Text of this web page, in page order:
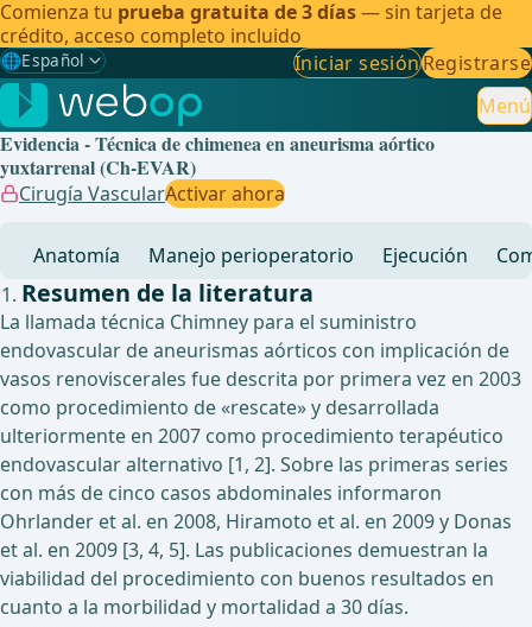
Comienza tu prueba gratuita de 3 días— sin tarjeta de
crédito, acceso completo incluido
🌐Español
Gewählte Sprache: Español
🇩🇪 Alemán
🇬🇧Inglés
🇪🇸Español ✓
🇧🇷Brasileño
Iniciar sesiónRegistrarse
Menú
Evidencia - Técnica de chimenea en aneurisma aórtico
yuxtarrenal (Ch-EVAR)
Cirugía VascularActivar ahora
Anatomía Manejo perioperatorio Ejecución
Resumen de la literatura
La llamada técnica Chimney para el suministro
endovascular de aneurismas aórticos con implicación de
vasos renoviscerales fue descrita por primera vez en 2003
como procedimiento de «rescate» y desarrollada
ulteriormente en 2007 como procedimiento terapéutico
endovascular alternativo [1, 2]. Sobre las primeras series
con más de cinco casos abdominales informaron
Ohrlander et al. en 2008, Hiramoto et al. en 2009 y Donas
et al. en 2009 [3, 4, 5]. Las publicaciones demuestran la
viabilidad del procedimiento con buenos resultados en
cuanto a la morbilidad y mortalidad a 30 días.